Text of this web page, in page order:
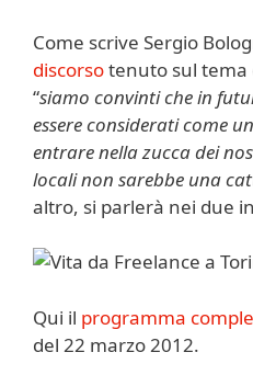
Come scrive Sergio
discorsotenuto sul tema
“siamo convinti che in
essere considerati come
entrare nella zucca dei
locali non sarebbe una
altro, si parlerà nei due
Qui il programma
del 22 marzo 2012.